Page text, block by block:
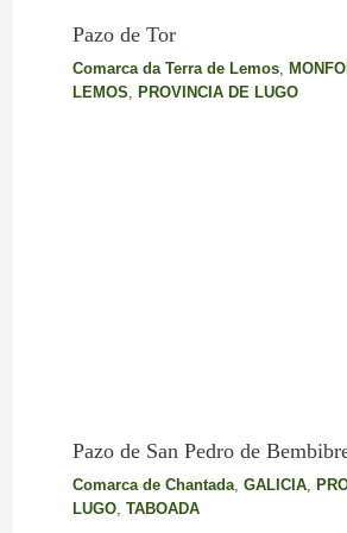
Pazo de Tor
Comarca da Terra de Lemos,
LEMOS PROVINCIA DE LUGO
Pazo de San Pedro de
Comarca de Chantada, GALICIA,
LUGO, TABOADA